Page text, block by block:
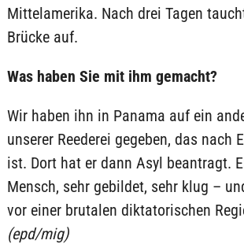
Mittelamerika. Nach drei Tagen
Brücke auf.
Was haben Sie mit ihm gemacht?
Wir haben ihn in Panama auf ein
unserer Reederei gegeben, das nach
ist. Dort hat er dann Asyl beantragt.
Mensch, sehr gebildet, sehr klug –
vor einer brutalen diktatorischen
(epd/mig)